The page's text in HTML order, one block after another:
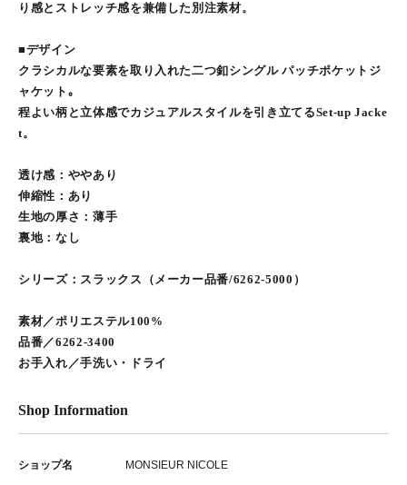
り感とストレッチ感を兼備した別注素材。
■デザイン
クラシカルな要素を取り入れた二つ釦シングル パッチポケットジ
ャケット｡
程よい柄と立体感でカジュアルスタイルを引き立てるSet-up Jacke
t。
透け感：ややあり
伸縮性：あり
生地の厚さ：薄手
裏地：なし
シリーズ：スラックス（メーカー品番/6262-5000）
素材／ポリエステル100%
品番／6262-3400
お手入れ／手洗い・ドライ
Shop Information
ショップ名 MONSIEUR NICOLE